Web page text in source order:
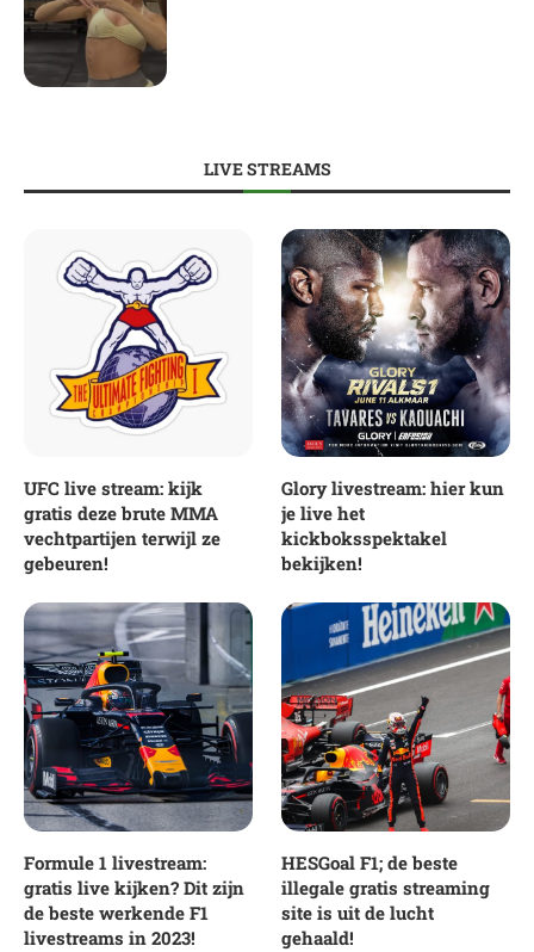
LIVE STREAMS
UFC live stream: kijk
gratis deze brute MMA
vechtpartijen terwijl ze
gebeuren!
Glory livestream: hier kun
je live het
kickboksspektakel
bekijken!
Formule 1 livestream:
gratis live kijken? Dit zijn
de beste werkende F1
livestreams in 2023!
HESGoal F1; de beste
illegale gratis streaming
site is uit de lucht
gehaald!